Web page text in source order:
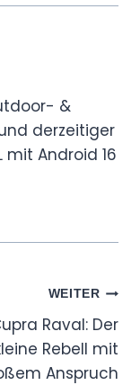
&
derzeitiger
mit Android 16
WEITER
Raval: Der
Rebell mit
Anspruch